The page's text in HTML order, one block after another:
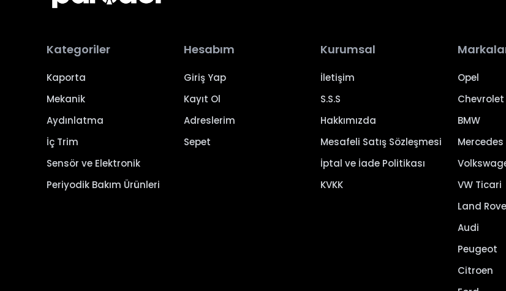
Kategoriler
Kaporta
Mekanik
Aydınlatma
İç Trim
Sensör ve Elektronik
Periyodik Bakım Ürünleri
Hesabım
Giriş Yap
Kayıt Ol
Adreslerim
Sepet
Kurumsal
İletişim
S.S.S
Hakkımızda
Mesafeli Satış Sözleşmesi
İptal ve İade Politikası
KVKK
Opel
Chevrolet
BMW
Mercedes
VW Ticari
Land
Audi
Peugeot
Citroen